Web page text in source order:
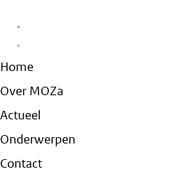
Home
Over MOZa
Actueel
Onderwerpen
Contact